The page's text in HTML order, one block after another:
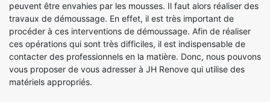
peuvent être envahies par les mousses. Il faut alors réaliser des
travaux de démoussage. En effet, il est très important de
procéder à ces interventions de démoussage. Afin de réaliser
ces opérations qui sont très difficiles, il est indispensable de
contacter des professionnels en la matière. Donc, nous pouvons
vous proposer de vous adresser à JH Renove qui utilise des
matériels appropriés.